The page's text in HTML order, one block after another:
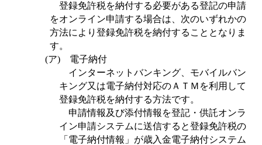
登録免許税を納付する必要がある登記の申請
をオンライン申請する場合は、次のいずれかの
方法により登録免許税を納付することとなりま
す。
(ア) 電子納付
インターネットバンキング、モバイルバン
キング又は電子納付対応のＡＴＭを利用して
登録免許税を納付する方法です。
申請情報及び添付情報を登記・供託オンラ
イン申請システムに送信すると登録免許税の
「電子納付情報」が歳入金電子納付システム